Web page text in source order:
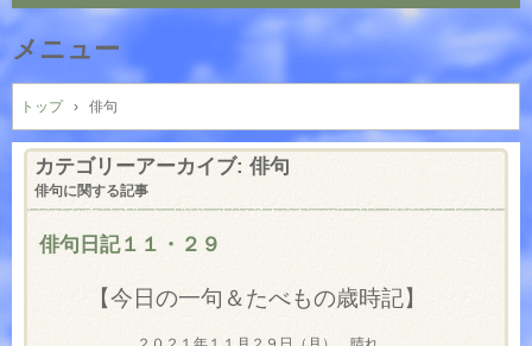
メニュー
コ
ン
テ
ン
へ
トップ › 俳句
カテゴリーアーカイブ: 俳句
俳句に関する記事
俳句日記１１・２９
【今日の一句＆たべもの歳時記】